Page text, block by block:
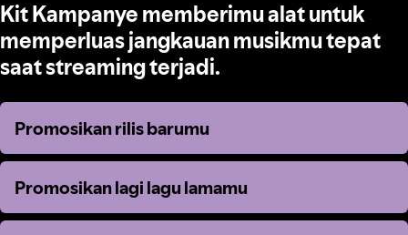
Kit Kampanye memberimu alat untuk
memperluas jangkauan musikmu tepat
saat streaming terjadi.
Promosikan rilis barumu
Promosikan rilis barumu
Promosikan lagi lagu lamamu
Promosikan lagi lagu lamamu